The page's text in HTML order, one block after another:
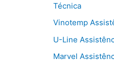
Técnica
Vinotemp
U-Line
Marvel